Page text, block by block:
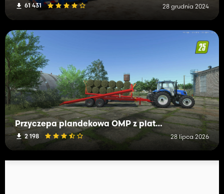
61 431 28 grudnia 2024
Przyczepa plandekowa OMP z platformą
2 198 28 lipca 2026